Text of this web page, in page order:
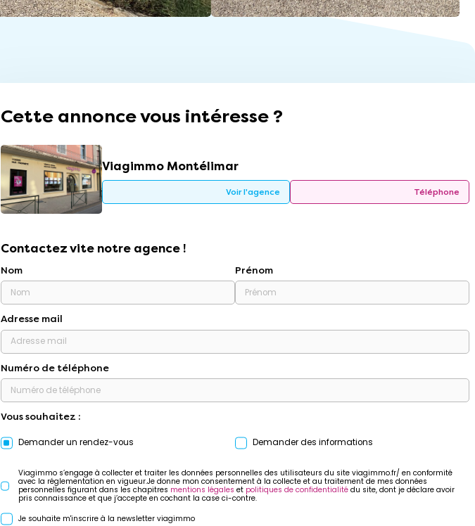
Cette annonce vous intéresse ?
Viagimmo Montélimar
Voir l'agence Téléphone
Contactez vite notre agence !
Nom Prénom
Adresse mail
Numéro de téléphone
Vous souhaitez :
Demander un rendez-vous Demander des informations
Viagimmo s’engage à collecter et traiter les données personnelles des utilisateurs du site viagimmo.fr/ en conformité
avec la réglementation en vigueur.Je donne mon consentement à la collecte et au traitement de mes données
personnelles figurant dans les chapitres mentions légales et politiques de confidentialité du site, dont je déclare avoir
pris connaissance et que j’accepte en cochant la case ci-contre.
Je souhaite m'inscrire à la newsletter viagimmo